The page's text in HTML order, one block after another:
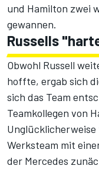
und Hamilton zwei
gewannen.
Russells
Obwohl Russell
hoffte, ergab sich
sich das Team
Teamkollegen von
Unglücklicherweise
Werksteam mit
der Mercedes